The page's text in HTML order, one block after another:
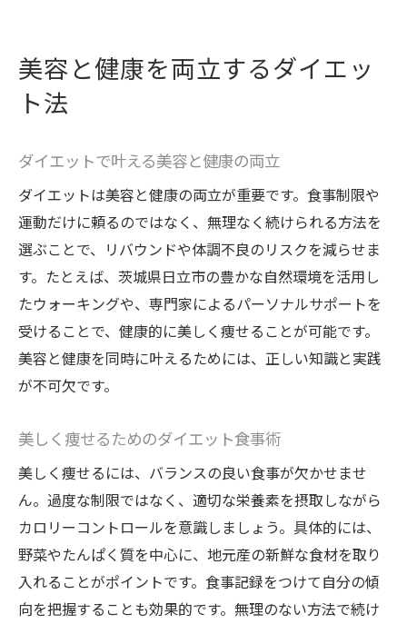
美容と健康を両立するダイエッ
ト法
ダイエットで叶える美容と健康の両立
ダイエットは美容と健康の両立が重要です。食事制限や
運動だけに頼るのではなく、無理なく続けられる方法を
選ぶことで、リバウンドや体調不良のリスクを減らせま
す。たとえば、茨城県日立市の豊かな自然環境を活用し
たウォーキングや、専門家によるパーソナルサポートを
受けることで、健康的に美しく痩せることが可能です。
美容と健康を同時に叶えるためには、正しい知識と実践
が不可欠です。
美しく痩せるためのダイエット食事術
美しく痩せるには、バランスの良い食事が欠かせませ
ん。過度な制限ではなく、適切な栄養素を摂取しながら
カロリーコントロールを意識しましょう。具体的には、
野菜やたんぱく質を中心に、地元産の新鮮な食材を取り
入れることがポイントです。食事記録をつけて自分の傾
向を把握することも効果的です。無理のない方法で続け